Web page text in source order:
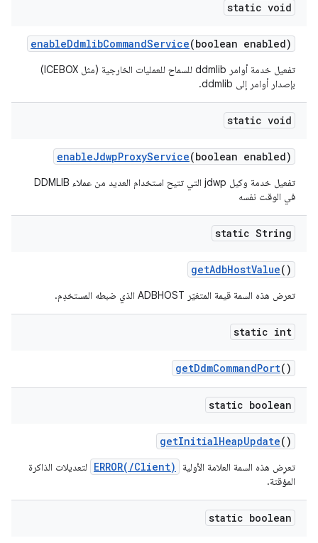
static void
enableDdmlibCommandService(boolean enabled)
تفعيل خدمة أوامر ddmlib للسماح للعمليات الخارجية (مثل ICEBOX)
بإصدار أوامر إلى ddmlib.
static void
enableJdwpProxyService(boolean enabled)
تفعيل خدمة وكيل jdwp التي تتيح استخدام العديد من عملاء DDMLIB
في الوقت نفسه
static String
getAdbHostValue()
تعرض هذه السمة قيمة المتغيّر ADBHOST الذي ضبطه المستخدِم.
static int
getDdmCommandPort()
static boolean
getInitialHeapUpdate()
تعرِض هذه السمة العلامة الأولية ERROR(/Client)
لتعديلات الذاكرة
المؤقتة.
static boolean